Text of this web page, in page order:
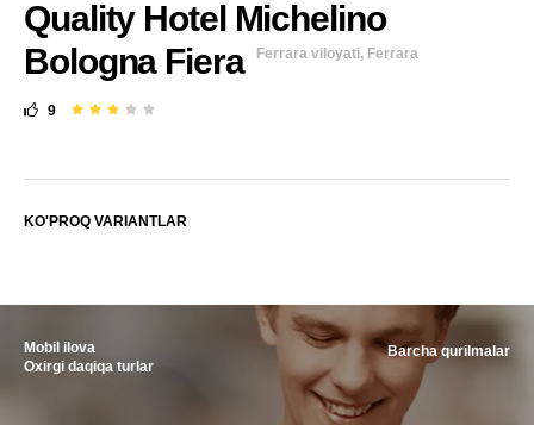
Quality Hotel Michelino
Bologna Fiera
Ferrara viloyati, Ferrara
9
KO'PROQ VARIANTLAR
Mobil ilova
Oxirgi daqiqa turlar
Barcha qurilmalar